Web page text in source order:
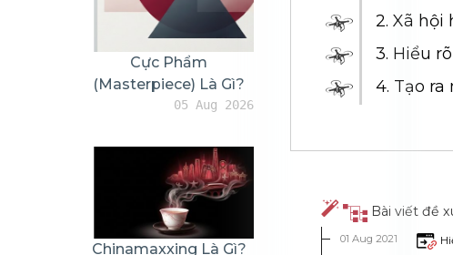
Nội dung
2.
3.
4.
Bài
01 Aug